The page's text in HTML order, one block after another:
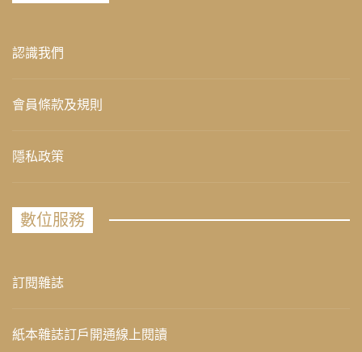
認識我們
會員條款及規則
隱私政策
數位服務
訂閱雜誌
紙本雜誌訂戶開通線上閱讀